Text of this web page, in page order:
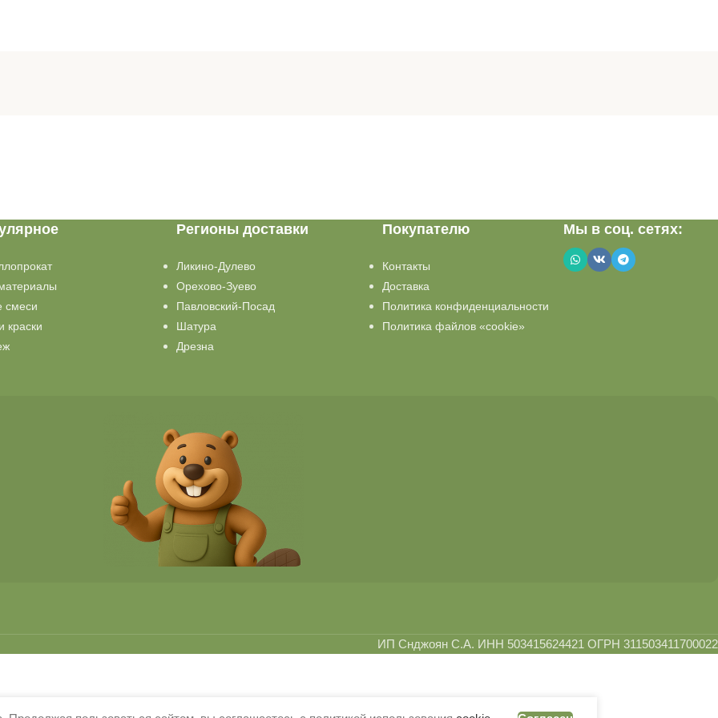
смеси
краски
Регионы доставки
Ликино-Дулево
Орехово-Зуево
Павловский-Посад
Шатура
Дрезна
Покупателю
Контакты
Доставка
Политика конфиденциальности
Политика файлов «cookie»
Мы в соц. сетях:
ИП Снджоян С.А. ИНН 503415624421 ОГРН 311503411700022